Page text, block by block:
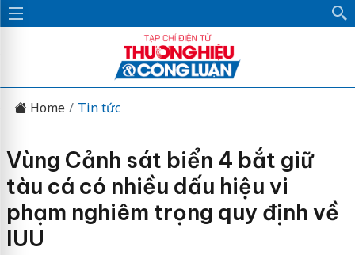
Home Tin tức
Vùng Cảnh sát biển 4 bắt giữ
tàu cá có nhiều dấu hiệu vi
phạm nghiêm trọng quy định về
IUU